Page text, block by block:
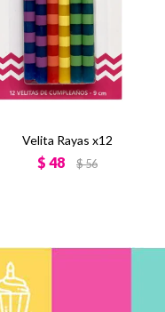
Velita Rayas x12
$ 48 $56